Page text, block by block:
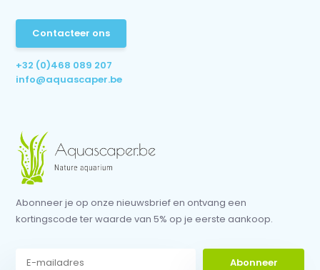
Contacteer ons
+32 (0)468 089 207
info@aquascaper.be
Abonneer je op onze nieuwsbrief en ontvang een
kortingscode ter waarde van 5% op je eerste aankoop.
Abonneer